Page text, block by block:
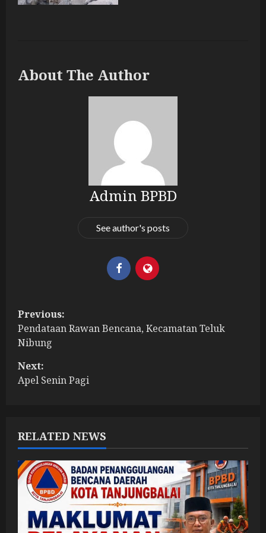
About The Author
Admin BPBD
See author's posts
P
o
s
t
a
v
i
Previous:
Pendataan Rawan Bencana, Kecamatan Teluk
Nibung
Next:
Apel Senin Pagi
RELATED NEWS